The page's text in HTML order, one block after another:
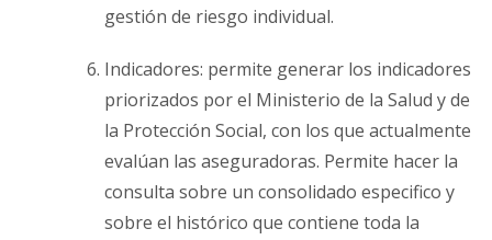
gestión de riesgo individual.
Indicadores: permite generar los indicadores
priorizados por el Ministerio de la Salud y de
la Protección Social, con los que actualmente
evalúan las aseguradoras. Permite hacer la
consulta sobre un consolidado especifico y
sobre el histórico que contiene toda la